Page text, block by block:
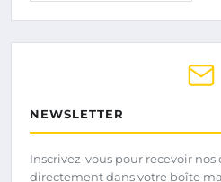
NEWSLETTER
Inscrivez-vous pour recevoir
directement dans votre boîte